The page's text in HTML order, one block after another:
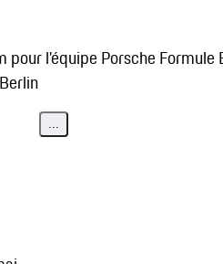
pour l'équipe Porsche Formule
...